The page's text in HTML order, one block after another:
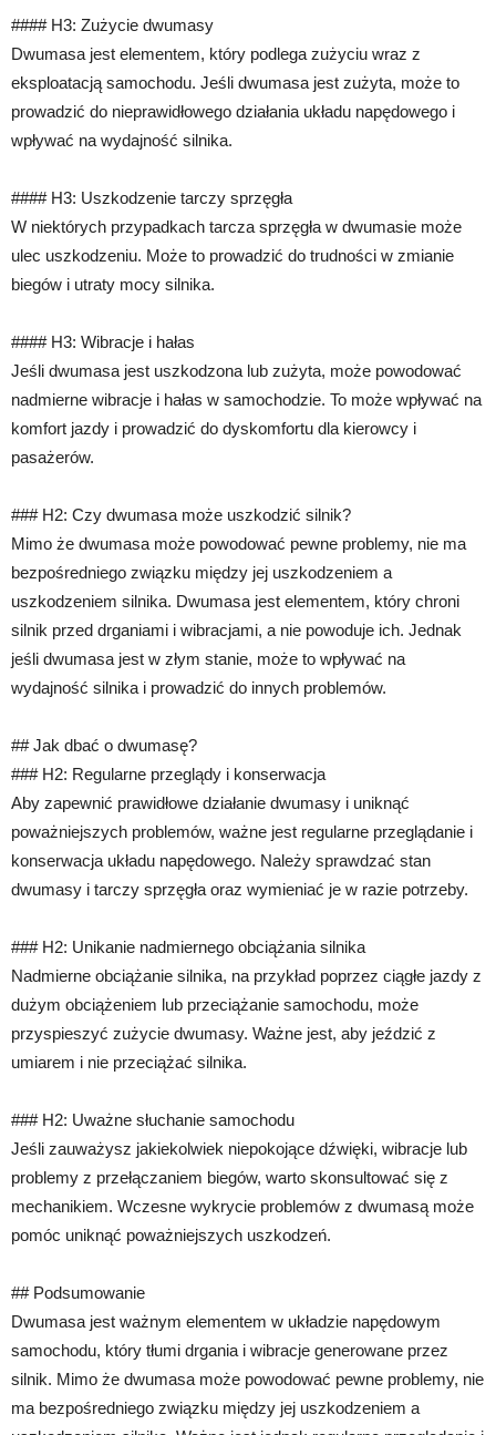
#### H3: Zużycie dwumasy
Dwumasa jest elementem, który podlega zużyciu wraz z
eksploatacją samochodu. Jeśli dwumasa jest zużyta, może to
prowadzić do nieprawidłowego działania układu napędowego i
wpływać na wydajność silnika.
#### H3: Uszkodzenie tarczy sprzęgła
W niektórych przypadkach tarcza sprzęgła w dwumasie może
ulec uszkodzeniu. Może to prowadzić do trudności w zmianie
biegów i utraty mocy silnika.
#### H3: Wibracje i hałas
Jeśli dwumasa jest uszkodzona lub zużyta, może powodować
nadmierne wibracje i hałas w samochodzie. To może wpływać na
komfort jazdy i prowadzić do dyskomfortu dla kierowcy i
pasażerów.
### H2: Czy dwumasa może uszkodzić silnik?
Mimo że dwumasa może powodować pewne problemy, nie ma
bezpośredniego związku między jej uszkodzeniem a
uszkodzeniem silnika. Dwumasa jest elementem, który chroni
silnik przed drganiami i wibracjami, a nie powoduje ich. Jednak
jeśli dwumasa jest w złym stanie, może to wpływać na
wydajność silnika i prowadzić do innych problemów.
## Jak dbać o dwumasę?
### H2: Regularne przeglądy i konserwacja
Aby zapewnić prawidłowe działanie dwumasy i uniknąć
poważniejszych problemów, ważne jest regularne przeglądanie i
konserwacja układu napędowego. Należy sprawdzać stan
dwumasy i tarczy sprzęgła oraz wymieniać je w razie potrzeby.
### H2: Unikanie nadmiernego obciążania silnika
Nadmierne obciążanie silnika, na przykład poprzez ciągłe jazdy z
dużym obciążeniem lub przeciążanie samochodu, może
przyspieszyć zużycie dwumasy. Ważne jest, aby jeździć z
umiarem i nie przeciążać silnika.
### H2: Uważne słuchanie samochodu
Jeśli zauważysz jakiekolwiek niepokojące dźwięki, wibracje lub
problemy z przełączaniem biegów, warto skonsultować się z
mechanikiem. Wczesne wykrycie problemów z dwumasą może
pomóc uniknąć poważniejszych uszkodzeń.
## Podsumowanie
Dwumasa jest ważnym elementem w układzie napędowym
samochodu, który tłumi drgania i wibracje generowane przez
silnik. Mimo że dwumasa może powodować pewne problemy, nie
ma bezpośredniego związku między jej uszkodzeniem a